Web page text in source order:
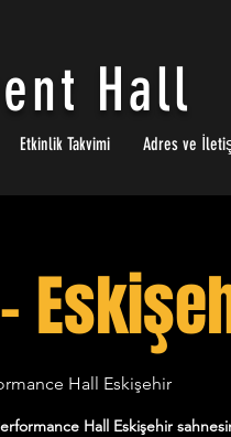
Etkinlik Takvimi Adres ve
Hall
Hall Eskişehir
Hall Eskişehir